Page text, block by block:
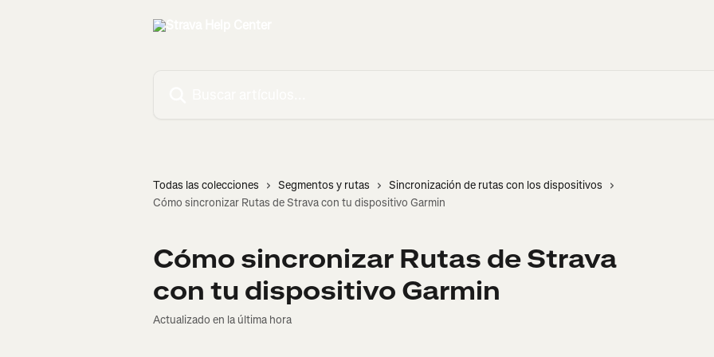
Todas las colecciones Segmentos y rutas
Sincronización de rutas con los dispositivos
Cómo sincronizar Rutas de Strava con tu dispositivo Garmin
Cómo sincronizar Rutas de Strava
con tu dispositivo Garmin
Actualizado en la última hora